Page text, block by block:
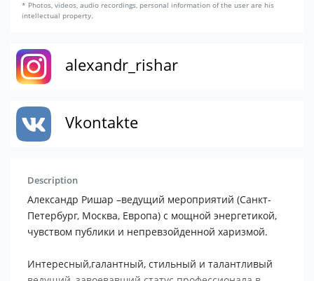
* Photos, videos, audio recordings, personal information of the user are his
intellectual property.
alexandr_rishar
Vkontakte
Description
Александр Ришар –ведущий мероприятий (Санкт-
Петербург, Москва, Европа) с мощной энергетикой,
чувством публики и непревзойденной харизмой.
Интересный,галантный, стильный и талантливый